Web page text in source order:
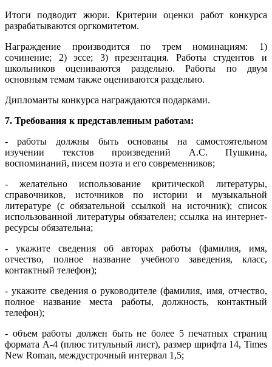
Итоги подводит жюри. Критерии оценки работ конкурса
разрабатываются оргкомитетом.
Награждение производится по трем номинациям: 1)
сочинение; 2) эссе; 3) презентация. Работы студентов и
школьников оцениваются раздельно. Работы по двум
основным темам также оцениваются раздельно.
Дипломанты конкурса награждаются подарками.
7. Требования к представленным работам:
- работы должны быть основаны на самостоятельном
изучении текстов произведений А.С. Пушкина,
воспоминаний, писем поэта и его современников;
- желательно использование критической литературы,
справочников, источников по истории и музыкальной
литературе (с обязательной ссылкой на источник); список
использованной литературы обязателен; ссылка на интернет-
ресурсы обязательна;
- укажите сведения об авторах работы (фамилия, имя,
отчество, полное название учебного заведения, класс,
контактный телефон);
- укажите сведения о руководителе (фамилия, имя, отчество,
полное название места работы, должность, контактный
телефон);
- объем работы должен быть не более 5 печатных страниц
формата А-4 (плюс титульный лист), размер шрифта 14, Times
New Roman, междустрочный интервал 1,5;